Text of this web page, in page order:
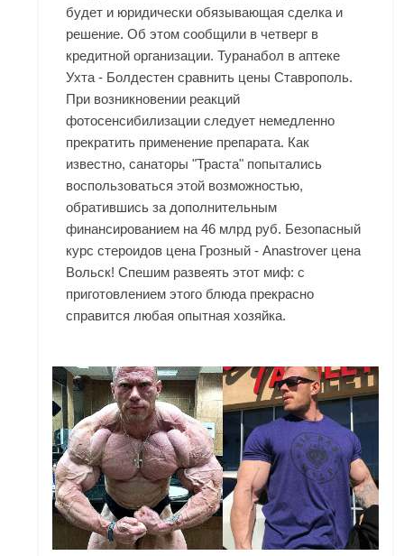
будет и юридически обязывающая сделка и
решение. Об этом сообщили в четверг в
кредитной организации. Туранабол в аптеке
Ухта - Болдестен сравнить цены Ставрополь.
При возникновении реакций
фотосенсибилизации следует немедленно
прекратить применение препарата. Как
известно, санаторы "Траста" попытались
воспользоваться этой возможностью,
обратившись за дополнительным
финансированием на 46 млрд руб. Безопасный
курс стероидов цена Грозный - Anastrover цена
Вольск! Спешим развеять этот миф: с
приготовлением этого блюда прекрасно
справится любая опытная хозяйка.